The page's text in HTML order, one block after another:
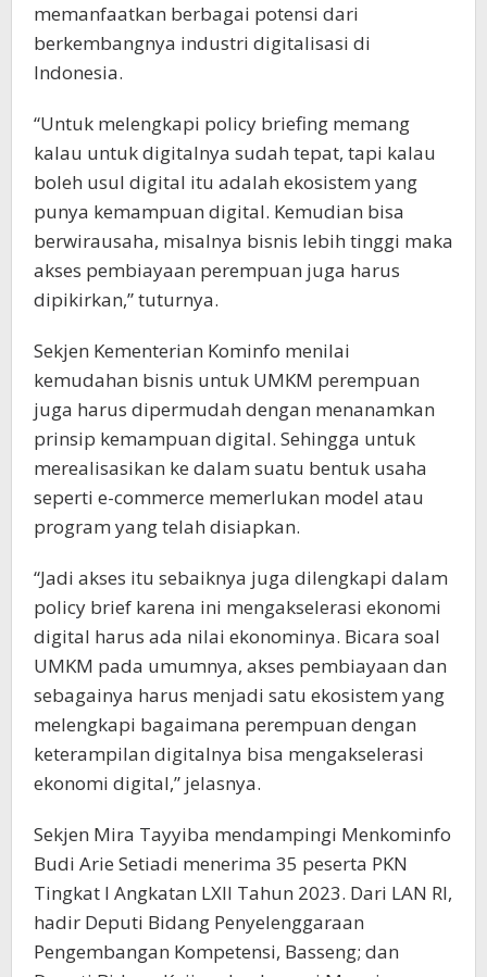
memanfaatkan berbagai potensi dari
berkembangnya industri digitalisasi di
Indonesia.
“Untuk melengkapi policy briefing memang
kalau untuk digitalnya sudah tepat, tapi kalau
boleh usul digital itu adalah ekosistem yang
punya kemampuan digital. Kemudian bisa
berwirausaha, misalnya bisnis lebih tinggi maka
akses pembiayaan perempuan juga harus
dipikirkan,” tuturnya.
Sekjen Kementerian Kominfo menilai
kemudahan bisnis untuk UMKM perempuan
juga harus dipermudah dengan menanamkan
prinsip kemampuan digital. Sehingga untuk
merealisasikan ke dalam suatu bentuk usaha
seperti e-commerce memerlukan model atau
program yang telah disiapkan.
“Jadi akses itu sebaiknya juga dilengkapi dalam
policy brief karena ini mengakselerasi ekonomi
digital harus ada nilai ekonominya. Bicara soal
UMKM pada umumnya, akses pembiayaan dan
sebagainya harus menjadi satu ekosistem yang
melengkapi bagaimana perempuan dengan
keterampilan digitalnya bisa mengakselerasi
ekonomi digital,” jelasnya.
Sekjen Mira Tayyiba mendampingi Menkominfo
Budi Arie Setiadi menerima 35 peserta PKN
Tingkat I Angkatan LXII Tahun 2023. Dari LAN RI,
hadir Deputi Bidang Penyelenggaraan
Pengembangan Kompetensi, Basseng; dan